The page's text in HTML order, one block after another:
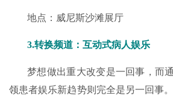
地点：威尼斯沙滩展厅
3.转换频道：互动式病人娱乐
梦想做出重大改变是一回事，而
领患者娱乐新趋势则完全是另一回事